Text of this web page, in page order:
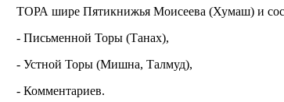
ТОРА шире Пятикнижья Моисеева (Хумаш) и
- Письменной Торы (Танах),
- Устной Торы (Мишна, Талмуд),
- Комментариев.